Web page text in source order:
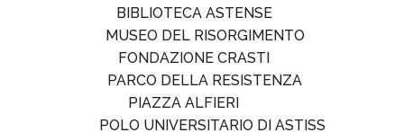
BIBLIOTECA ASTENSE
MUSEO DEL RISORGIMENTO
FONDAZIONE CRASTI
PARCO DELLA RESISTENZA
PIAZZA ALFIERI
POLO UNIVERSITARIO DI ASTISS